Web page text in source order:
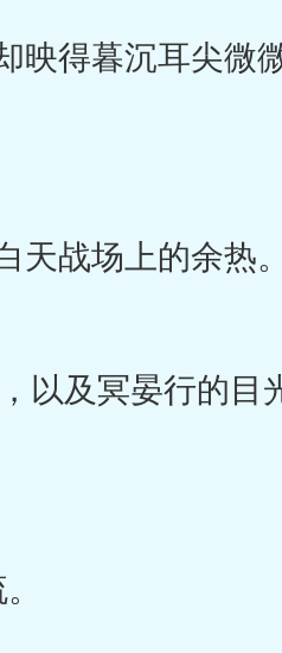
映得暮沉耳尖微
战场上的余热。
以及冥晏行的目